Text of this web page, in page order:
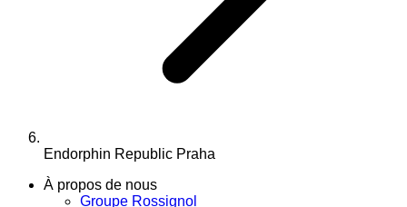
Endorphin Republic Praha
À propos de nous
Groupe Rossignol